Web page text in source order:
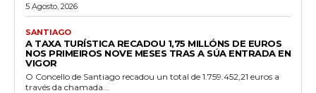
5 Agosto, 2026
SANTIAGO
A TAXA TURÍSTICA RECADOU 1,75 MILLÓNS DE EUROS
NOS PRIMEIROS NOVE MESES TRAS A SÚA ENTRADA EN
VIGOR
O Concello de Santiago recadou un total de 1.759.452,21 euros a
través da chamada...